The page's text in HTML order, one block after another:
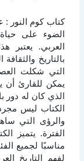
كتاب كوم النور
الضوء على
العربي. يعتبر
بالتاريخ
التي شكلت
يمكن للقارئ
الذي كان له دور
الكتاب ليس
والرؤى التي
الفترة. يتميز
مناسبًا لجميع
لفهم التاريخ